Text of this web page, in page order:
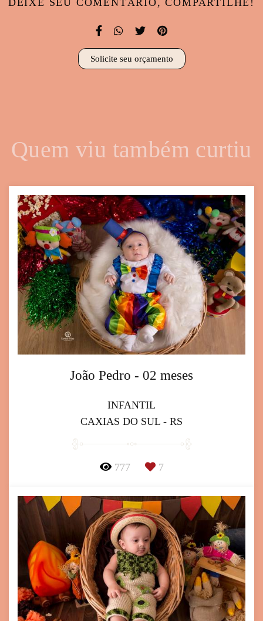
DEIXE SEU COMENTÁRIO, COMPARTILHE!
Solicite seu orçamento
Quem viu também curtiu
João Pedro - 02 meses
INFANTIL
CAXIAS DO SUL - RS
777 7